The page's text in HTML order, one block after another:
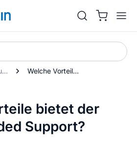
Alle Fragen zum PHP Extended Support Welche Vorteile bietet der PHP Extended Support?
bietet der
Support?